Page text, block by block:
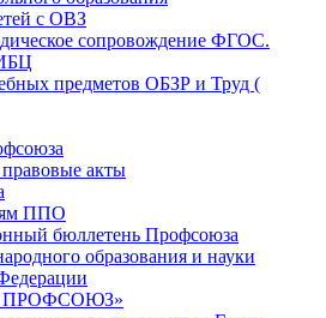
с ОВЗ
сопровождение ФГОС.
предметов ОБЗР и Труд (
акты
ППО
бюллетень Профсоюза
образования и науки
ПРОФСОЮЗ»